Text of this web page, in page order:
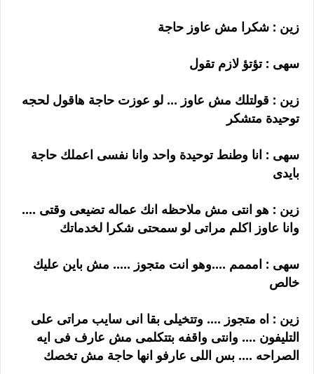
زين : شكرا مش عاوز حاجة
سهى : تؤتؤ لازم تقول
زين : قولتلك مش عاوز ... لو عوزت حاجة هاقول لحجه
توحيدة متشكر
سهى : انا وطنط توحيدة واحد وانا نفسى اعملك حاجة
بايدى
زين : هو انتى مش ملاحظه انك عماله تضيعى وقتى ....
وانا عاوز اكلم مراتى لو سمحتى شكرا لخدماتك
سهى : امممم ....وهو انت متجوز ..... مش باين عليك
خالص
زين : اه متجوز .... وتتخيلى بقا انى سايب مراتى على
التليفون .... وانتى واقفه بتتكلمى مش عارف فى ايه
الصراحه .... بس اللى عارفو انها حاجة مش تخصك